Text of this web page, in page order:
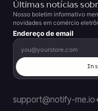
Últimas notícias
Nosso boletim informativo
novidades em comércio
Endereço de email
support@notify-me.io